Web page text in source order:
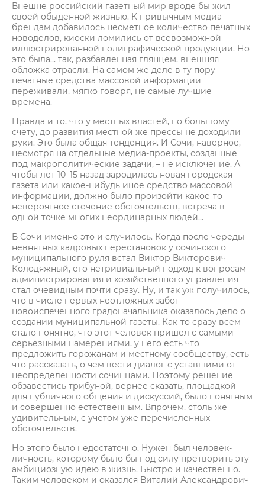
Внешне российский газетный мир вроде бы жил
своей обыденной жизнью. К привычным медиа-
брендам добавилось несметное количество печатных
новоделов, киоски ломились от всевозможной
иллюстрированной полиграфической продукции. Но
это была… так, разбавленная глянцем, внешняя
обложка отрасли. На самом же деле в ту пору
печатные средства массовой информации
переживали, мягко говоря, не самые лучшие
времена.
Правда и то, что у местных властей, по большому
счету, до развития местной же прессы не доходили
руки. Это была общая тенденция. И Сочи, наверное,
несмотря на отдельные медиа-проекты, созданные
под макрополитические задачи, – не исключение. А
чтобы лет 10–15 назад зародилась новая городская
газета или какое-нибудь иное средство массовой
информации, должно было произойти какое-то
невероятное стечение обстоятельств, встреча в
одной точке многих неординарных людей…
В Сочи именно это и случилось. Когда после череды
невнятных кадровых перестановок у сочинского
муниципального руля встал Виктор Викторович
Колодяжный, его нетривиальный подход к вопросам
администрирования и хозяйственного управления
стал очевидным почти сразу. Ну, и так уж получилось,
что в числе первых неотложных забот
новоиспеченного градоначальника оказалось дело о
создании муниципальной газеты. Как-то сразу всем
стало понятно, что этот человек пришел с самыми
серьезными намерениями, у него есть что
предложить горожанам и местному сообществу, есть
что рассказать, о чем вести диалог с уставшими от
неопределенности сочинцами. Поэтому решение
обзавестись трибуной, вернее сказать, площадкой
для публичного общения и дискуссий, было понятным
и совершенно естественным. Впрочем, столь же
удивительным, с учетом уже перечисленных
обстоятельств.
Но этого было недостаточно. Нужен был человек-
личность, которому было бы под силу претворить эту
амбициозную идею в жизнь. Быстро и качественно.
Таким человеком и оказался Виталий Александрович